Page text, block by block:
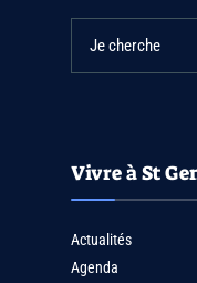
Vivre à St
Actualités
Agenda